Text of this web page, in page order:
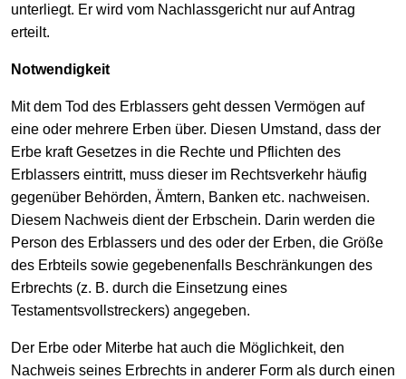
unterliegt. Er wird vom Nachlassgericht nur auf Antrag
erteilt.
Notwendigkeit
Mit dem Tod des Erblassers geht dessen Vermögen auf
eine oder mehrere Erben über. Diesen Umstand, dass der
Erbe kraft Gesetzes in die Rechte und Pflichten des
Erblassers eintritt, muss dieser im Rechtsverkehr häufig
gegenüber Behörden, Ämtern, Banken etc. nachweisen.
Diesem Nachweis dient der Erbschein. Darin werden die
Person des Erblassers und des oder der Erben, die Größe
des Erbteils sowie gegebenenfalls Beschränkungen des
Erbrechts (z. B. durch die Einsetzung eines
Testamentsvollstre­ckers) angegeben.
Der Erbe oder Miterbe hat auch die Möglichkeit, den
Nachweis seines Erbrechts in anderer Form als durch einen